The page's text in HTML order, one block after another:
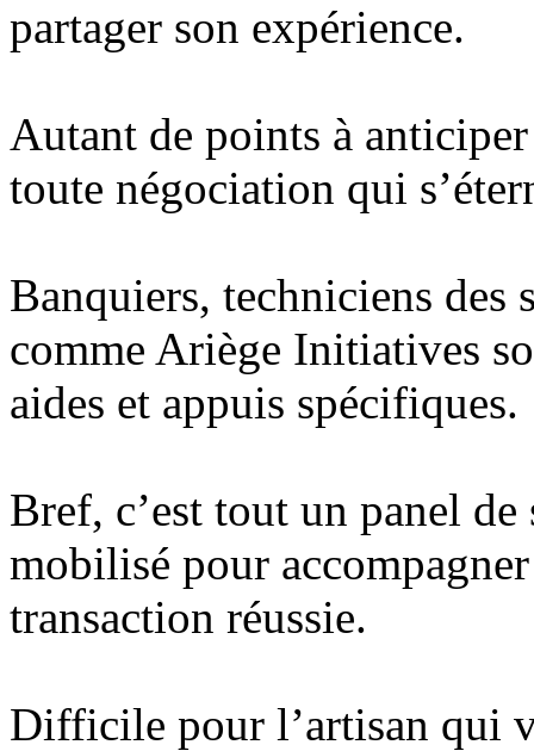
partager son expérience.
Autant de points à
toute négociation qui
Banquiers, techniciens des
comme Ariège Initiatives
aides et appuis spécifiques.
Bref, c’est tout un panel
mobilisé pour
transaction réussie.
Difficile pour l’artisan qui